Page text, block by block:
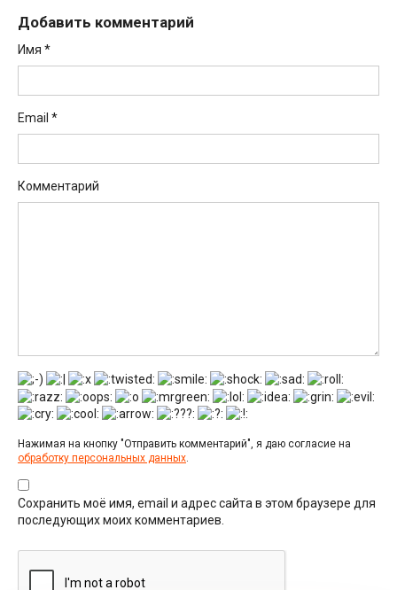
Добавить комментарий
Имя *
Email *
Комментарий
Нажимая на кнопку "Отправить комментарий", я даю согласие на
обработку персональных данных.
Сохранить моё имя, email и адрес сайта в этом браузере для
последующих моих комментариев.